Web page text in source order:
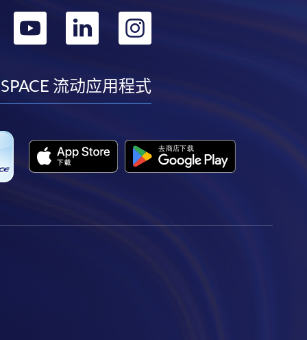
转
youtube
转
linkedin
转
instagram
流动应用程式